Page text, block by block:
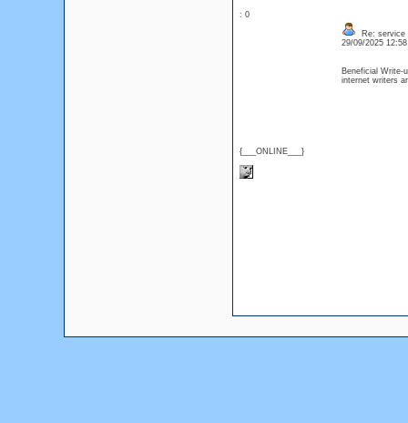
: 0
{___ONLINE___}
Re: service
29/09/2025
Beneficial Write-
internet writers